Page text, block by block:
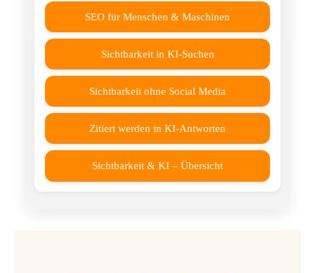
SEO für Menschen & Maschinen
Sichtbarkeit in KI-Suchen
Sichtbarkeit ohne Social Media
Zitiert werden in KI-Antworten
Sichtbarkeit & KI – Übersicht